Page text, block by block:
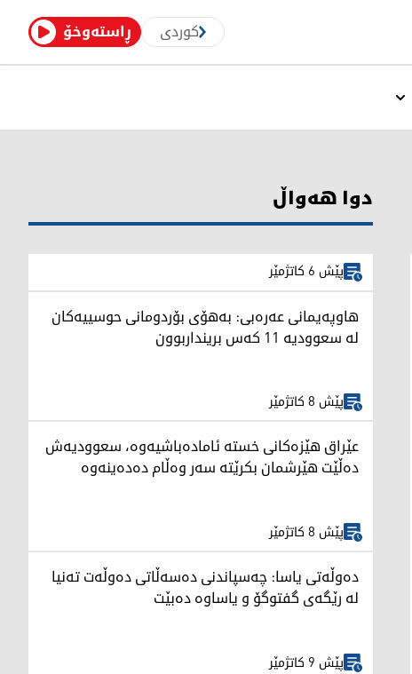
ڕاستەوخۆ کوردی
دوا هەواڵ
پێش 6 کاتژمێر
هاوپەیمانی عەرەبی: بەهۆی بۆردومانی حوسییەکان
لە سعوودیە 11 کەس برینداربوون
پێش 8 کاتژمێر
عێراق هێزەکانی خستە ئامادەباشیەوە، سعوودیەش
دەڵێت هێرشمان بکرێتە سەر وەڵام دەدەینەوە
پێش 8 کاتژمێر
دەوڵەتی یاسا: چەسپاندنی دەسەڵاتی دەوڵەت تەنیا
لە رێگەی گفتوگۆ و یاساوە دەبێت
پێش 9 کاتژمێر